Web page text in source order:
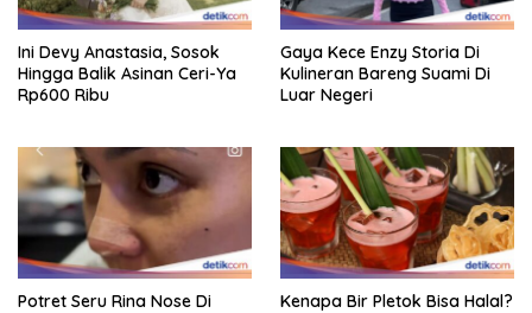
Ini Devy Anastasia, Sosok
Hingga Balik Asinan Ceri-Ya
Rp600 Ribu
Gaya Kece Enzy Storia Di
Kulineran Bareng Suami Di
Luar Negeri
Potret Seru Rina Nose Di
Kenapa Bir Pletok Bisa Halal?